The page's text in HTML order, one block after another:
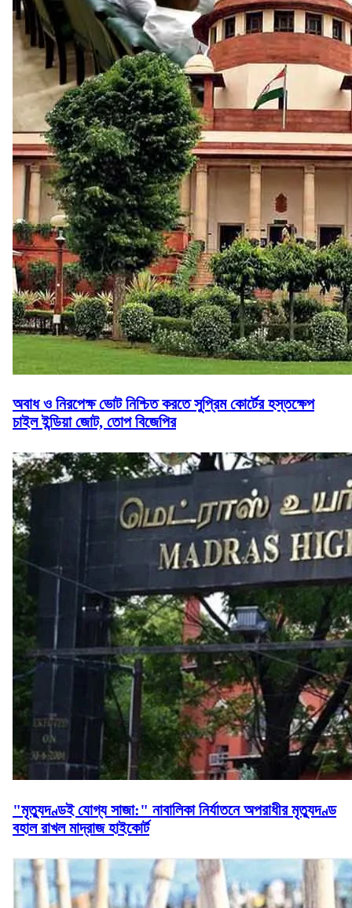
অবাধ ও নিরপেক্ষ ভোট নিশ্চিত করতে সুপ্রিম কোর্টের হস্তক্ষেপ
চাইল ইন্ডিয়া জোট, তোপ বিজেপির
"মৃত্যুদণ্ডই যোগ্য সাজা:" নাবালিকা নির্যাতনে অপরাধীর মৃত্যুদণ্ড
বহাল রাখল মাদ্রাজ হাইকোর্ট